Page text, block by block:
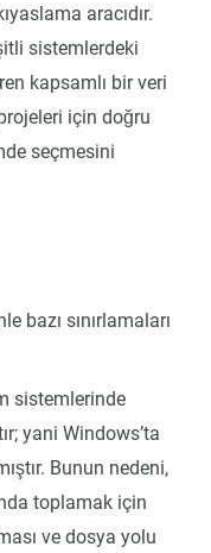
aracıdır.
sistemlerdeki
kapsamlı bir veri
için doğru
seçmesini
bazı sınırlamaları
sistemlerinde
yani Windows’ta
Bunun nedeni,
toplamak için
ve dosya yolu